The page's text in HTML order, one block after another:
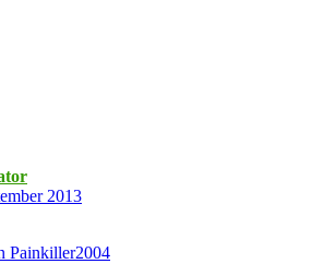
2013
Painkiller2004